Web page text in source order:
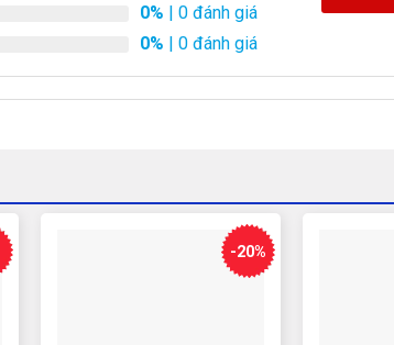
0% | 0 đánh giá
0% | 0 đánh giá
-20%